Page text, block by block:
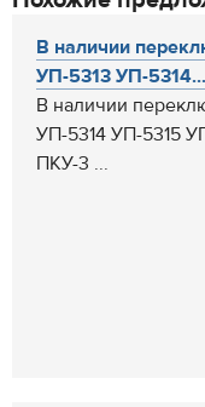
В наличии
УП-5313 УП-5314...
В наличии
УП-5314 УП-5315
ПКУ-3 ...